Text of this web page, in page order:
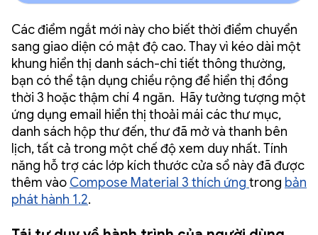
Các điểm ngắt mới này cho biết thời điểm chuyển
sang giao diện có mật độ cao. Thay vì kéo dài một
khung hiển thị danh sách-chi tiết thông thường,
bạn có thể tận dụng chiều rộng để hiển thị đồng
thời 3 hoặc thậm chí 4 ngăn. Hãy tưởng tượng một
ứng dụng email hiển thị thoải mái các thư mục,
danh sách hộp thư đến, thư đã mở và thanh bên
lịch, tất cả trong một chế độ xem duy nhất. Tính
năng hỗ trợ các lớp kích thước cửa sổ này đã được
thêm vào Compose Material 3 thích ứng trong bản
phát hành 1.2.